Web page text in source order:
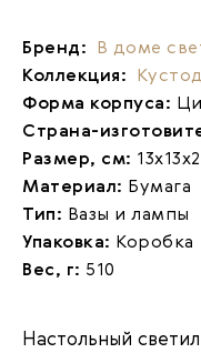
Бренд: В доме
Коллекция:
Форма корпуса:
Страна-
Размер, см:
Материал: Бумага
Тип: Вазы и лампы
Упаковка: Коробка
Вес, г: 510
Настольный